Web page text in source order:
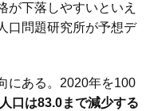
が下落しやすいといえ
口問題研究所が予想デ
にある。2020年を100
口は83.0まで減少する